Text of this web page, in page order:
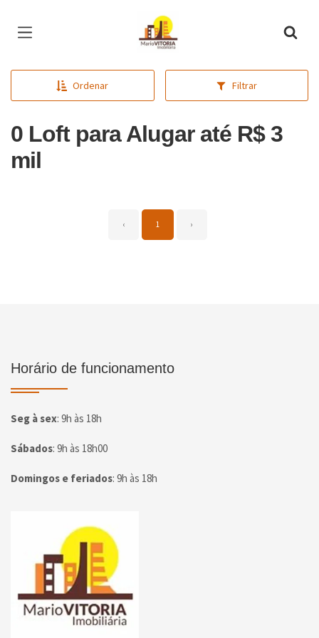
Página inicial
Ordenar Filtrar
0 Loft para Alugar até R$ 3
mil
‹ 1 ›
Horário de funcionamento
Seg à sex: 9h às 18h
Sábados: 9h às 18h00
Domingos e feriados: 9h às 18h
Página inicial